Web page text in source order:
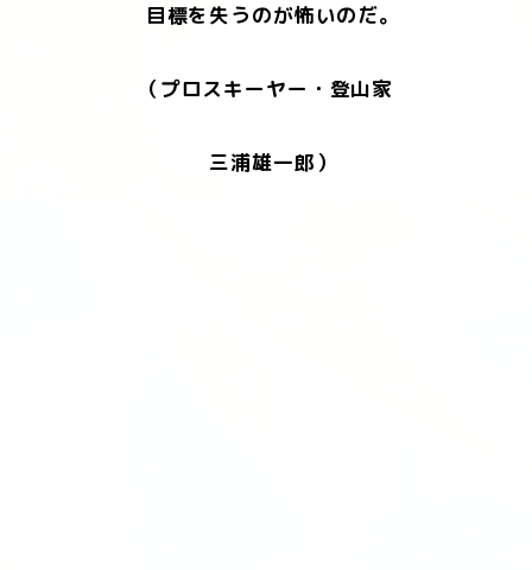
目標を失うのが怖いのだ。
（プロスキーヤー・登山家
三浦雄一郎）